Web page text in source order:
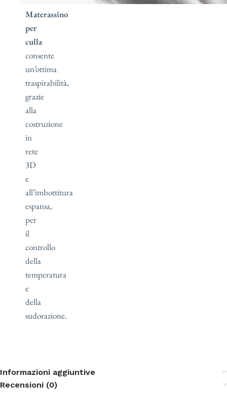
Materassino
per
culla
consente
un’ottima
traspirabilità,
grazie
alla
costruzione
in
rete
3D
e
all’imbottitura
espansa,
per
il
controllo
della
temperatura
e
della
sudorazione.
Informazioni aggiuntive
Recensioni (0)